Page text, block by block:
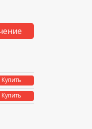
Купить
Купить